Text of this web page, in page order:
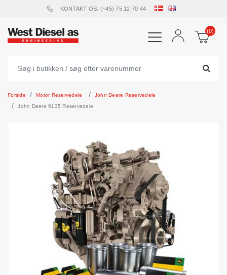
KONTAKT OS: (+45) 75 12 70 44
(0)
Forside Motor Reservedele
John Deere Reservedele
John Deere 6135 Reservedele